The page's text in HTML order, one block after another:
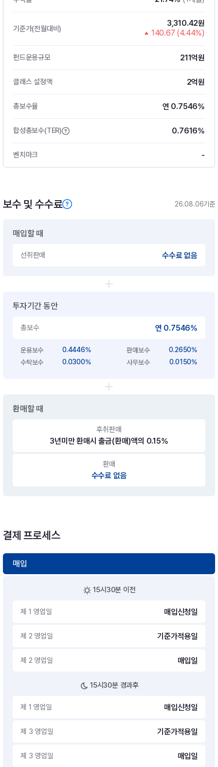
기준가(전월대비)
3,310.42원
140.67 (4.44%)
펀드운용규모 211억원
클래스 설정액 2억원
총보수율 연 0.7546%
합성총보수(TER) 0.7616%
벤치마크 -
보수 및 수수료 26.08.06기준
매입할 때
선취판매 수수료 없음
투자기간 동안
총보수 연 0.7546%
운용보수 0.4446% 판매보수
0.2650%
수탁보수
0.0300% 사무보수 0.0150%
환매할 때
후취판매
3년미만 환매시 출금(환매)액의 0.15%
환매
수수료 없음
결제 프로세스
매입
15시30분 이전
제 1 영업일 매입신청일
제 2 영업일 기준가적용일
제 2 영업일 매입일
15시30분 경과후
제 1 영업일 매입신청일
제 3 영업일 기준가적용일
제 3 영업일 매입일